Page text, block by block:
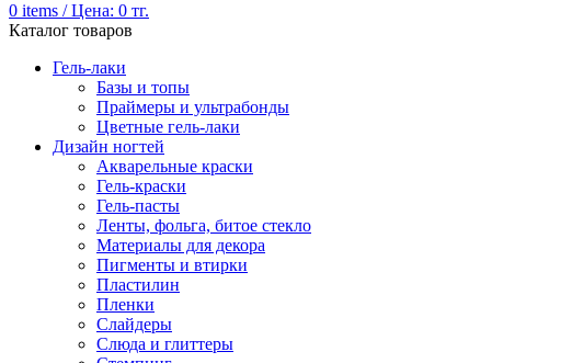
0 items / Цена: 0 тг.
Каталог товаров
Гель-лаки
Базы и топы
Праймеры и ультрабонды
Цветные гель-лаки
Дизайн ногтей
Акварельные краски
Гель-краски
Гель-пасты
Ленты, фольга, битое стекло
Материалы для декора
Пигменты и втирки
Пластилин
Пленки
Слайдеры
Слюда и глиттеры